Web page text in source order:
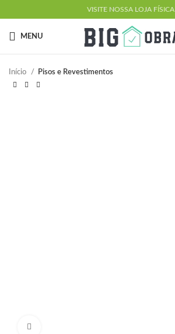
VISITE NOSSA LOJA FÍSICA
MENU
Início Pisos e Revestimentos